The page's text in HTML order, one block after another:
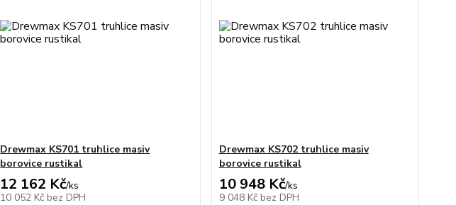
Drewmax KS701 truhlice masiv
borovice rustikal
12 162 Kč/ks
10 052 Kč bez DPH
Drewmax KS702 truhlice masiv
borovice rustikal
10 948 Kč/ks
9 048 Kč bez DPH